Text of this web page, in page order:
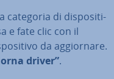
categoria di di­spo­si­ti­
e fate clic con il
da ag­gior­na­re.
driver”.